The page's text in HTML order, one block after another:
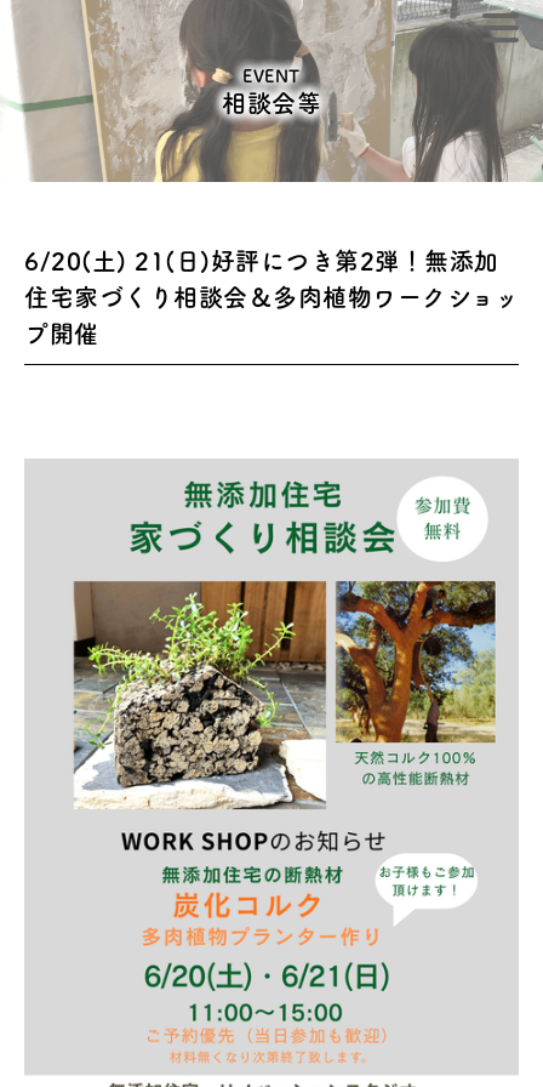
EVENT
相談会等
6/20(土) 21(日)好評につき第2弾！無添加
住宅家づくり相談会＆多肉植物ワークショッ
プ開催